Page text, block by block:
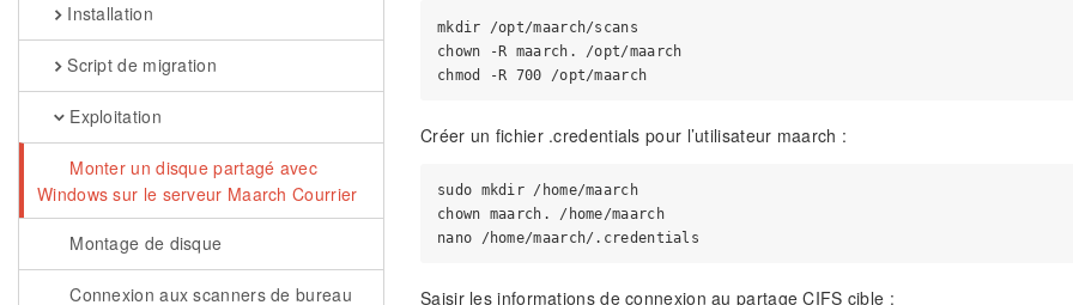
Installation
Script de migration
Exploitation
Monter un disque partagé avec
Windows sur le serveur Maarch Courrier
Montage de disque
Connexion aux scanners de bureau
mkdir /opt/maarch/scans
chown -R maarch. /opt/maarch
Créer un fichier .credentials pour l’utilisateur maarch :
sudo mkdir /home/maarch
chown maarch. /home/maarch
Saisir les informations de connexion au partage CIFS cible :